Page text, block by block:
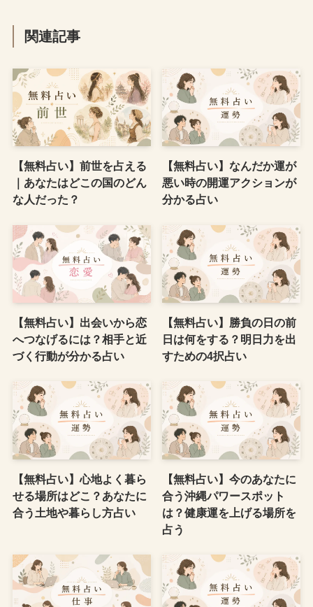
関連記事
【無料占い】前世を占える
｜あなたはどこの国のどん
な人だった？
【無料占い】なんだか運が
悪い時の開運アクションが
分かる占い
【無料占い】出会いから恋
へつなげるには？相手と近
づく行動が分かる占い
【無料占い】勝負の日の前
日は何をする？明日力を出
すための4択占い
【無料占い】心地よく暮ら
せる場所はどこ？あなたに
合う土地や暮らし方占い
【無料占い】今のあなたに
合う沖縄パワースポット
は？健康運を上げる場所を
占う